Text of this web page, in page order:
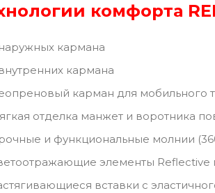
комфорта
кармана
кармана
карман для мобильного
отделка манжет и воротника
и функциональные молнии
элементы Reflective
вставки с